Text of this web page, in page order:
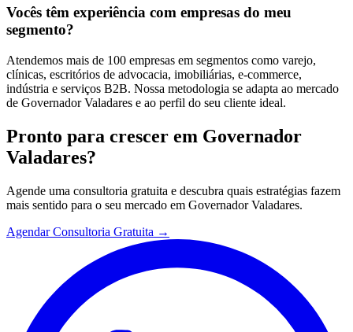
Vocês têm experiência com empresas do meu
segmento?
Atendemos mais de 100 empresas em segmentos como varejo,
clínicas, escritórios de advocacia, imobiliárias, e-commerce,
indústria e serviços B2B. Nossa metodologia se adapta ao mercado
de Governador Valadares e ao perfil do seu cliente ideal.
Pronto para crescer em Governador
Valadares?
Agende uma consultoria gratuita e descubra quais estratégias fazem
mais sentido para o seu mercado em Governador Valadares.
Agendar Consultoria Gratuita →